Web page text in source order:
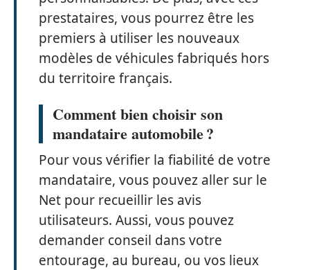
prestataires, vous pourrez être les
premiers à utiliser les nouveaux
modèles de véhicules fabriqués hors
du territoire français.
Comment bien choisir son
mandataire automobile ?
Pour vous vérifier la fiabilité de votre
mandataire, vous pouvez aller sur le
Net pour recueillir les avis
utilisateurs. Aussi, vous pouvez
demander conseil dans votre
entourage, au bureau, ou vos lieux